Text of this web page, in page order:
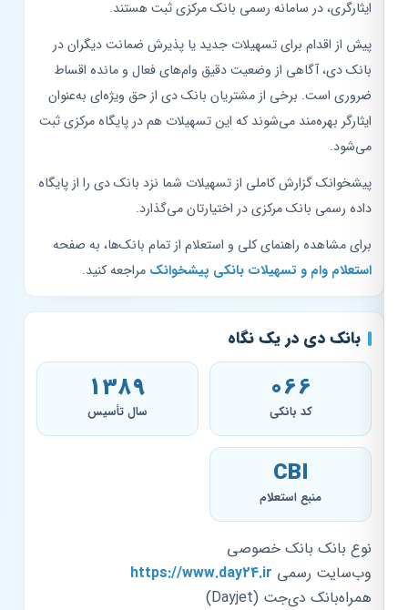
ایثارگری، در سامانه رسمی بانک مرکزی ثبت هستند.
پیش از اقدام برای تسهیلات جدید یا پذیرش ضمانت دیگران در
بانک دی، آگاهی از وضعیت دقیق وام‌های فعال و مانده اقساط
ضروری است. برخی از مشتریان بانک دی از حق ویژه‌ای به‌عنوان
ایثارگر بهره‌مند می‌شوند که این تسهیلات هم در پایگاه مرکزی ثبت
می‌شود.
پیشخوانک گزارش کاملی از تسهیلات شما نزد بانک دی را از پایگاه
داده رسمی بانک مرکزی در اختیارتان می‌گذارد.
برای مشاهده راهنمای کلی و استعلام از تمام بانک‌ها، به صفحه
استعلام وام و تسهیلات بانکی پیشخوانکمراجعه کنید.
بانک دی در یک نگاه
066
کد بانکی
1389
سال تأسیس
CBI
منبع استعلام
نوع بانک بانک خصوصی
وب‌سایت رسمی https://www.day24.ir
همراه‌بانک دی‌جت (Dayjet)